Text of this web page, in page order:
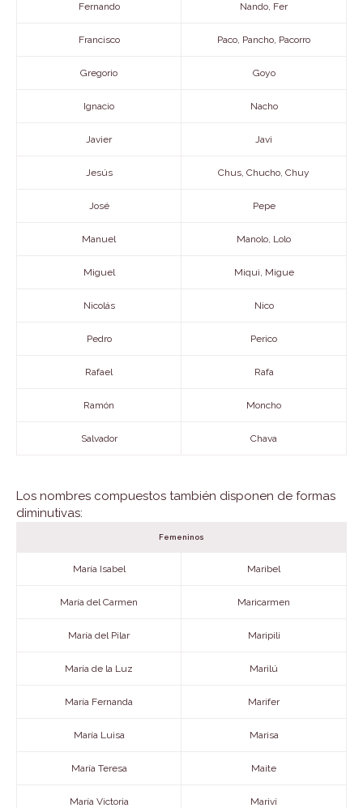
Fernando Nando, Fer
Francisco Paco, Pancho, Pacorro
Gregorio Goyo
Ignacio Nacho
Javier Javi
Jesús Chus, Chucho, Chuy
José Pepe
Manuel Manolo, Lolo
Miguel Miqui, Migue
Nicolás Nico
Pedro Perico
Rafael Rafa
Ramón Moncho
Salvador Chava
Los nombres compuestos también disponen de formas
diminutivas:
Femeninos
María Isabel Maribel
María del Carmen Maricarmen
María del Pilar Maripili
María de la Luz Marilú
María Fernanda Marifer
María Luisa Marisa
María Teresa Maite
María Victoria Mariví